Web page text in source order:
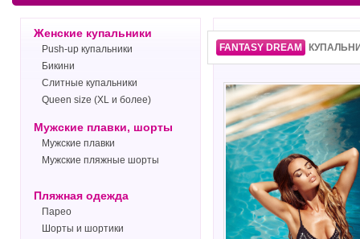
Женские купальники
Push-up купальники
Бикини
Слитные купальники
Queen size (XL и более)
Мужские плавки, шорты
Мужские плавки
Мужские пляжные шорты
Пляжная одежда
Парео
Шорты и шортики
FANTASY DREAM